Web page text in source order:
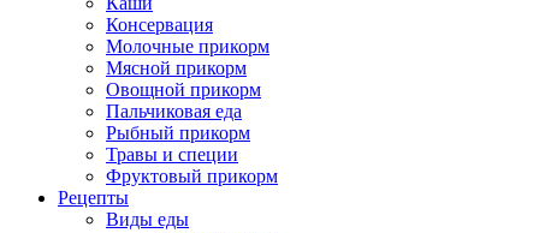
Консервация
Молочные прикорм
Мясной прикорм
Овощной прикорм
Пальчиковая еда
Рыбный прикорм
Травы и специи
Фруктовый прикорм
Рецепты
Виды еды